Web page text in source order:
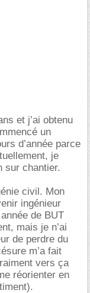
et j’ai obtenu
un
d’année parce
je
sur chantier.
civil. Mon
ingénieur
de BUT
mais je n’ai
de perdre du
m’a fait
vers ça
réorienter en